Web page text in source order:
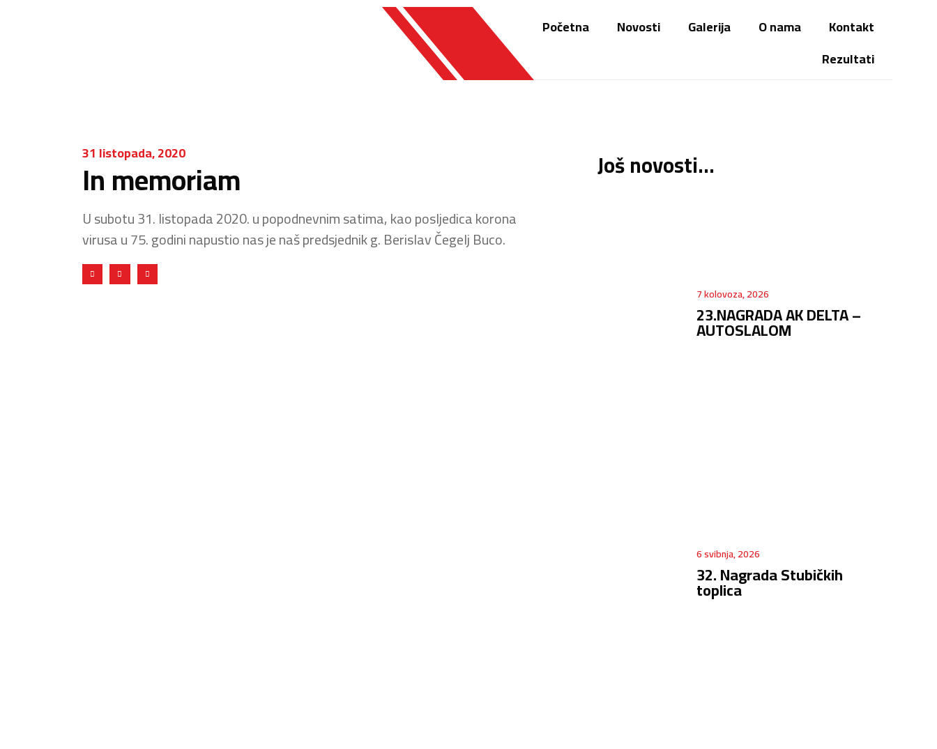
Početna Novosti Galerija O nama
Kontakt
Rezultati
31 listopada, 2020
In memoriam
U subotu 31. listopada 2020. u popodnevnim satima, kao posljedica korona
virusa u 75. godini napustio nas je naš predsjednik g. Berislav Čegelj Buco.
Još novosti...
7 kolovoza, 2026
23.NAGRADA AK DELTA –
AUTOSLALOM
6 svibnja, 2026
32. Nagrada Stubičkih
toplica